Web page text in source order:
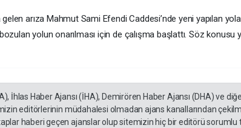
arıza Mahmut Sami Efendi Caddesi’nde yeni yapılan
yolun onarılması için de çalışma başlattı. Söz konusu
İhlas Haber Ajansı (İHA), Demirören Haber Ajansı (DHA) ve
editörlerinin müdahalesi olmadan ajans kanallarından
haberi geçen ajanslar olup sitemizin hiç bir editörü sorumlu